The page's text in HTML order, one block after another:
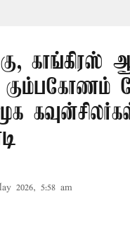
காங்கிரஸ்
கும்பகோணம்
2026, 5:58 am